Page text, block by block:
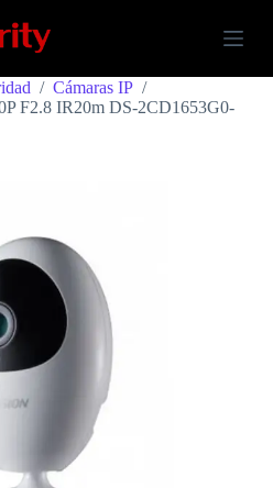
/ Cámaras IP /
F2.8 IR20m DS-2CD1653G0-